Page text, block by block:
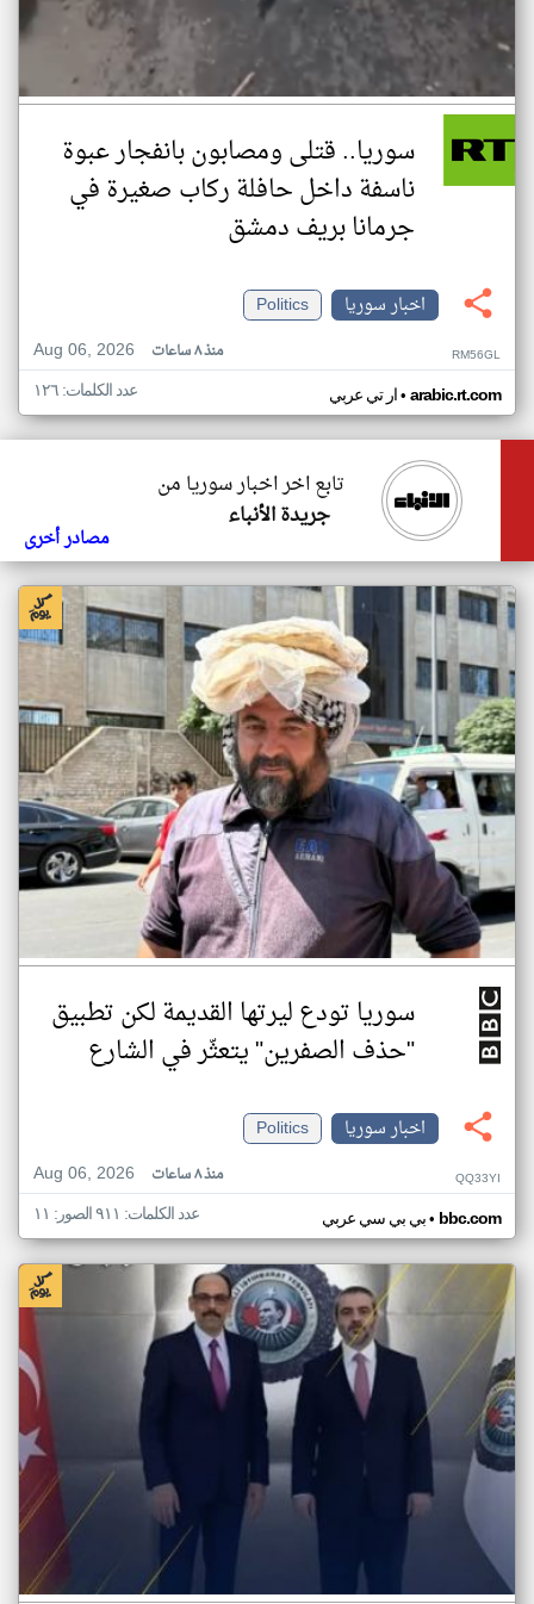
سوريا.. قتلى ومصابون بانفجار عبوة
ناسفة داخل حافلة ركاب صغيرة في
جرمانا بريف دمشق
اخبار سوريا
Politics
Aug 06, 2026
منذ ٨ ساعات RM56GL
ار تي عربي• arabic.rt.com عدد الكلمات: ١٢٦
تابع اخر اخبار سوريا من
جريدة الأنباء
مصادر أخرى
سوريا تودع ليرتها القديمة لكن تطبيق
"حذف الصفرين" يتعثّر في الشارع
اخبار سوريا
Politics
Aug 06, 2026
منذ ٨ ساعات QQ33YI
بي بي سي عربي• bbc.com عدد الكلمات: ٩١١ الصور: ١١